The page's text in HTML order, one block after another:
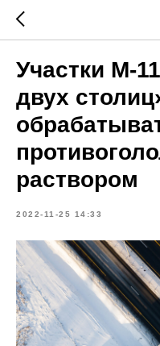
Участки М-
двух
раствором
2022-11-25 14:33